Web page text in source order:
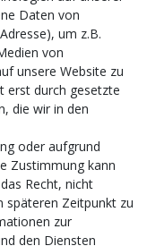
Daten von
um z.B.
von
unsere Website zu
erst durch gesetzte
die wir in den
oder aufgrund
Zustimmung kann
Recht, nicht
späteren Zeitpunkt zu
zur
den Diensten